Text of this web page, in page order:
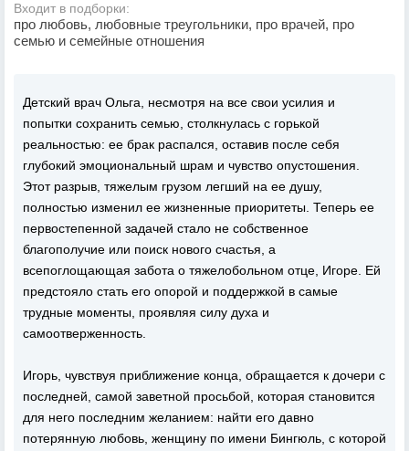
Входит в подборки:
про любовь, любовные треугольники, про врачей, про
семью и семейные отношения
Детский врач Ольга, несмотря на все свои усилия и
попытки сохранить семью, столкнулась с горькой
реальностью: ее брак распался, оставив после себя
глубокий эмоциональный шрам и чувство опустошения.
Этот разрыв, тяжелым грузом легший на ее душу,
полностью изменил ее жизненные приоритеты. Теперь ее
первостепенной задачей стало не собственное
благополучие или поиск нового счастья, а
всепоглощающая забота о тяжелобольном отце, Игоре. Ей
предстояло стать его опорой и поддержкой в самые
трудные моменты, проявляя силу духа и
самоотверженность.
Игорь, чувствуя приближение конца, обращается к дочери с
последней, самой заветной просьбой, которая становится
для него последним желанием: найти его давно
потерянную любовь, женщину по имени Бингюль, с которой